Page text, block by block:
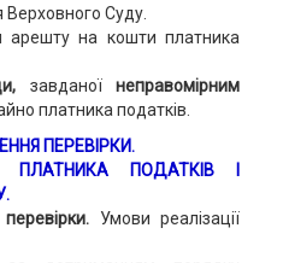
Верховного Суду.
арешту на кошти платника
завданоїнеправомірним
платника податків.
ПЕРЕВІРКИ.
ПОДАТКІВ І
Умови реалізації